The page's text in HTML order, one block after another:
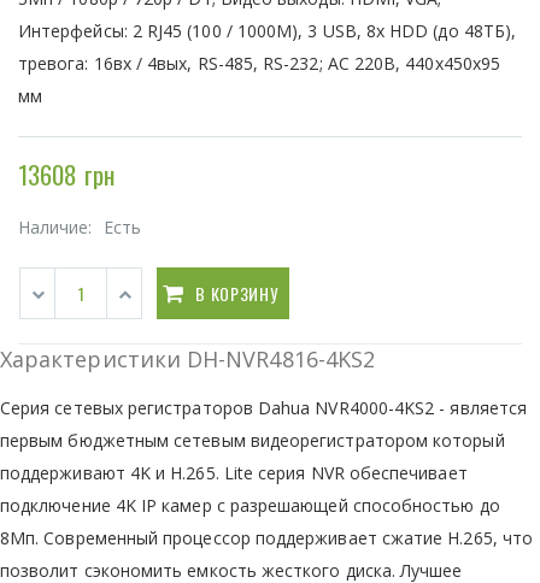
Интерфейсы: 2 RJ45 (100 / 1000М), 3 USB, 8х HDD (до 48ТБ),
тревога: 16вх / 4вых, RS-485, RS-232; AC 220В, 440х450х95
мм
13608 грн
Наличие: Есть
В КОРЗИНУ
Характеристики DH-NVR4816-4KS2
Cерия сетевых регистраторов Dahua NVR4000-4KS2 - является
первым бюджетным сетевым видеорегистратором который
поддерживают 4K и H.265. Lite серия NVR обеспечивает
подключение 4K IP камер с разрешающей способностью до
8Мп. Современный процессор поддерживает сжатие H.265, что
позволит сэкономить емкость жесткого диска. Лучшее